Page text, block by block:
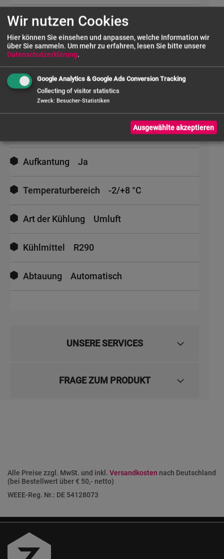
Anschluss 230V - 50 Hz - 0,215 kW
Breite außen (mm) 1360
Tiefe außen (mm) 700
Höhe außen (mm) 850
Aufkantung Ja
Temperaturbereich -2/+8 °C
Art der Kühlung Umluft
Kühlmittel R290
Abtauung Automatisch
UNSERE SERVICES
FRAGE ZUM PRODUKT
Alle Preise zzgl. MwSt. und inkl. Versandkosten nach Deutschland
(bei Bestellwert über € 50,- netto)
WEEE-Reg. Nr.: DE 54128073
Wir nutzen Cookies
Hier können Sie einsehen und anpassen, welche Information wir
über Sie sammeln. Um mehr zu erfahren, lesen Sie bitte unsere
Datenschutzerklärung.
Google Analytics & Google Ads Conversion Tracking
Collecting of visitor statistics
Zweck: Besucher-Statistiken
Ausgewählte akzeptieren